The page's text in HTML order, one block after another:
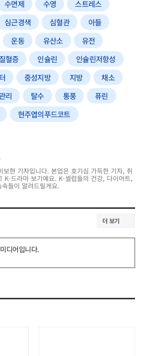
수면제 수영
스트레스
심근경색 심혈관
아들
운동 유산소
유전
혈증 인슐린
인슐린저항성
중성지방 지방
채소
리 탈수 통풍
퓨린
현주엽의푸드코트
보현 기자입니다. 본업은 호기심 가득한 기자, 취
K-드라마 보기예요. K-셀럽들의 건강, 다이어트,
들이 알려드릴게요.
더 보기